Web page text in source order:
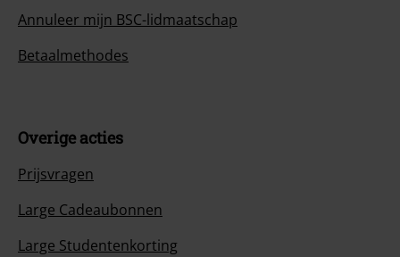
Annuleer mijn BSC-lidmaatschap
Betaalmethodes
Overige acties
Prijsvragen
Large Cadeaubonnen
Large Studentenkorting